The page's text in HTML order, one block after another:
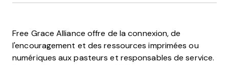
Free Grace Alliance offre de la connexion, de
l'encouragement et des ressources imprimées ou
numériques aux pasteurs et responsables de service.